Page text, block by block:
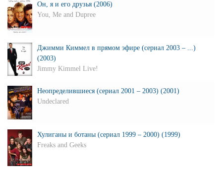
Он, я и его друзья (2006)
You, Me and Dupree
Джимми Киммел в прямом эфире (сериал 2003 – ...)
(2003)
Jimmy Kimmel Live!
Неопределившиеся (сериал 2001 – 2003) (2001)
Undeclared
Хулиганы и ботаны (сериал 1999 – 2000) (1999)
Freaks and Geeks